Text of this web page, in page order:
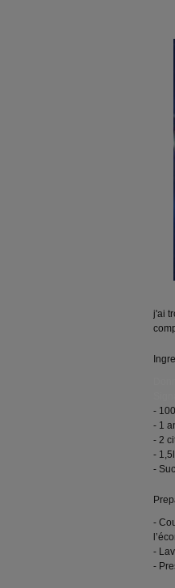
j'ai
-
- 1
- 2
-
-
-
-
-